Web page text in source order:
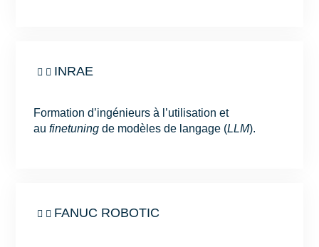
INRAE
Formation d’ingénieurs à l’utilisation et
aufinetuning de modèles de langage (LLM).
FANUC ROBOTIC